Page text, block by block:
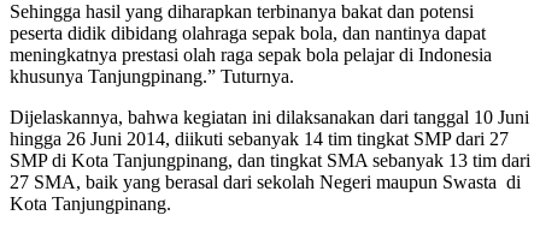
Sehingga hasil yang diharapkan terbinanya bakat dan potensi
peserta didik dibidang olahraga sepak bola, dan nantinya dapat
meningkatnya prestasi olah raga sepak bola pelajar di Indonesia
khusunya Tanjungpinang.” Tuturnya.
Dijelaskannya, bahwa kegiatan ini dilaksanakan dari tanggal 10 Juni
hingga 26 Juni 2014, diikuti sebanyak 14 tim tingkat SMP dari 27
SMP di Kota Tanjungpinang, dan tingkat SMA sebanyak 13 tim dari
27 SMA, baik yang berasal dari sekolah Negeri maupun Swasta di
Kota Tanjungpinang.